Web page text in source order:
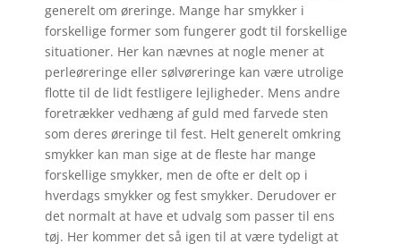
generelt om øreringe. Mange har smykker i
forskellige former som fungerer godt til forskellige
situationer. Her kan nævnes at nogle mener at
perleøreringe eller sølvøreringe kan være utrolige
flotte til de lidt festligere lejligheder. Mens andre
foretrækker vedhæng af guld med farvede sten
som deres øreringe til fest. Helt generelt omkring
smykker kan man sige at de fleste har mange
forskellige smykker, men de ofte er delt op i
hverdags smykker og fest smykker. Derudover er
det normalt at have et udvalg som passer til ens
tøj. Her kommer det så igen til at være tydeligt at